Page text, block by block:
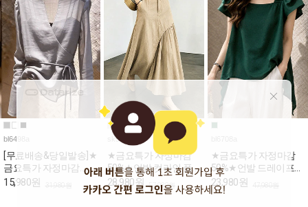
bl6498a
[무료배송&당일발송]★
금요특가 자정마감
50%★여리핏 시스루
15,980원
sk5298a
★금요특가 자정마감
50%★언발 컷라인 플
레어 A 스커트
28,980원 57,980원
★금요특가 자정마감
50%★언발 드레이프
퍼프 스퀘어 블라우스
23,980원